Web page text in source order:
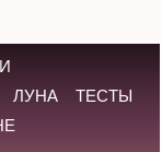
ЛУНА
ТЕСТЫ